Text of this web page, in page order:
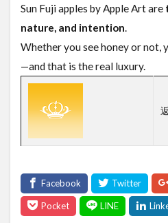
Sun Fuji apples by Apple Art are
nature, and intention
Whether you see honey or not,
—and that is the real luxury.